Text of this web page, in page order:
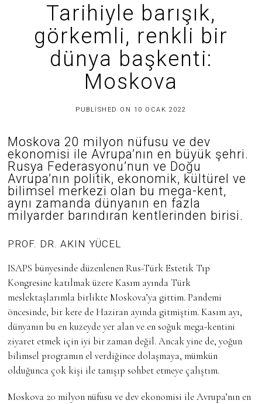
Tarihiyle barışık,
görkemli, renkli bir
dünya başkenti:
Moskova
PUBLISHED ON 10 OCAK 2022
Z
I
R
A
N
2
0
2
5
Moskova 20 milyon nüfusu ve dev
ekonomisi ile Avrupa’nın en büyük şehri.
Rusya Federasyonu’nun ve Doğu
Avrupa’nın politik, ekonomik, kültürel ve
bilimsel merkezi olan bu mega-kent,
aynı zamanda dünyanın en fazla
milyarder barındıran kentlerinden birisi.
PROF. DR. AKIN YÜCEL
ISAPS bünyesinde düzenlenen Rus-Türk Estetik Tıp
Kongresine katılmak üzere Kasım ayında Türk
meslektaşlarımla birlikte Moskova’ya gittim. Pandemi
öncesinde, bir kere de Haziran ayında gitmiştim. Kasım ayı,
dünyanın bu en kuzeyde yer alan ve en soğuk mega-kentini
ziyaret etmek için iyi bir zaman değil. Ancak yine de, yoğun
bilimsel programın el verdiğince dolaşmaya, mümkün
olduğunca çok kişi ile tanışıp sohbet etmeye çalıştım.
Moskova 20 milyon nüfusu ve dev ekonomisi ile Avrupa’nın en